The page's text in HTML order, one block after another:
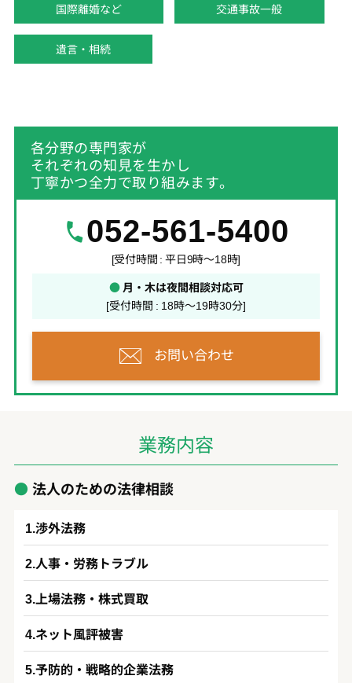
国際離婚など 交通事故一般
遺言・相続
各分野の専門家が
それぞれの知見を生かし
丁寧かつ全力で取り組みます。
052-561-5400
[受付時間 : 平日9時～18時]
●月・木は夜間相談対応可
[受付時間 : 18時～19時30分]
お問い合わせ
業務内容
法人のための法律相談
渉外法務
人事・労務トラブル
上場法務・株式買取
ネット風評被害
予防的・戦略的企業法務